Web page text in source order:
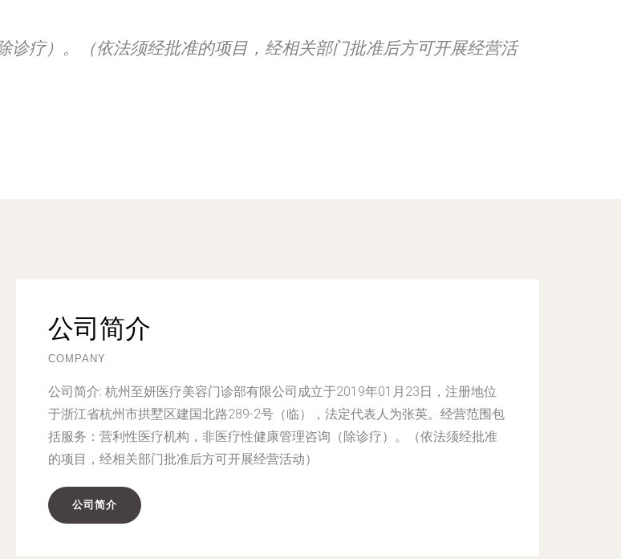
诊疗）。（依法须经批准的项目，经相关部门批准后方可开展经营活
公司简介
COMPANY
公司简介: 杭州至妍医疗美容门诊部有限公司成立于2019年01月23日，注册地位
于浙江省杭州市拱墅区建国北路289-2号（临），法定代表人为张英。经营范围包
括服务：营利性医疗机构，非医疗性健康管理咨询（除诊疗）。（依法须经批准
的项目，经相关部门批准后方可开展经营活动）
公司简介